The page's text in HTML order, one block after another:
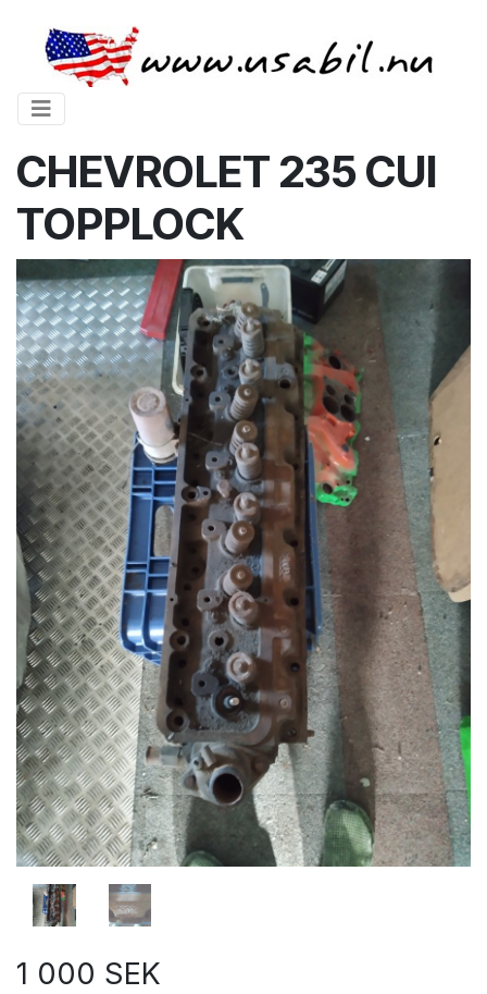
CHEVROLET 235 CUI
TOPPLOCK
1 000 SEK